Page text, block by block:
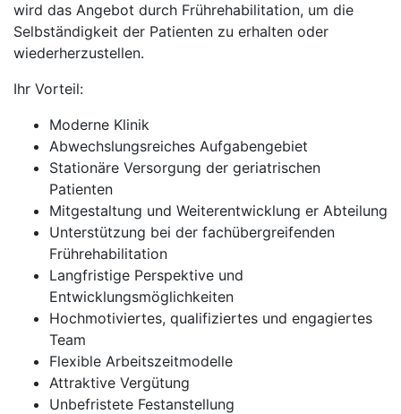
wird das Angebot durch Frührehabilitation, um die
Selbständigkeit der Patienten zu erhalten oder
wiederherzustellen.
Ihr Vorteil:
Moderne Klinik
Abwechslungsreiches Aufgabengebiet
Stationäre Versorgung der geriatrischen
Patienten
Mitgestaltung und Weiterentwicklung er Abteilung
Unterstützung bei der fachübergreifenden
Frührehabilitation
Langfristige Perspektive und
Entwicklungsmöglichkeiten
Hochmotiviertes, qualifiziertes und engagiertes
Team
Flexible Arbeitszeitmodelle
Attraktive Vergütung
Unbefristete Festanstellung